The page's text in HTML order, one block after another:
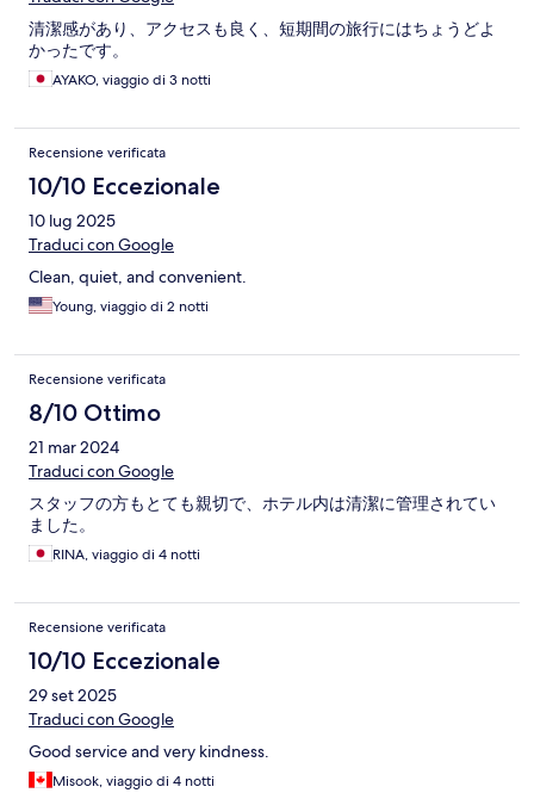
清潔感があり、アクセスも良く、短期間の旅行にはちょうどよ
かったです。
AYAKO, viaggio di 3 notti
Recensione verificata
10/10 Eccezionale
10 lug 2025
Traduci con Google
Clean, quiet, and convenient.
Young, viaggio di 2 notti
Recensione verificata
8/10 Ottimo
21 mar 2024
Traduci con Google
スタッフの方もとても親切で、ホテル内は清潔に管理されてい
ました。
RINA, viaggio di 4 notti
Recensione verificata
10/10 Eccezionale
29 set 2025
Traduci con Google
Good service and very kindness.
Misook, viaggio di 4 notti